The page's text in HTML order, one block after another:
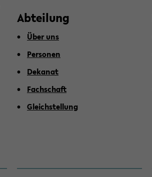
Ab­tei­lung
Über uns
Per­so­nen
De­ka­nat
Fach­schaft
Gleich­stel­lung